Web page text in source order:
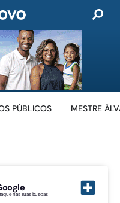
PÚBLICOS MESTRE
nas suas buscas